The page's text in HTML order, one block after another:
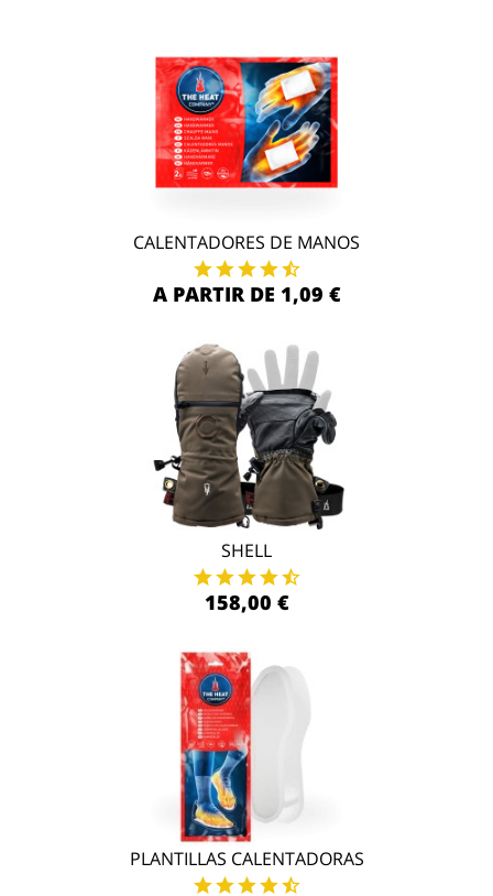
CALENTADORES DE MANOS
A PARTIR DE 1,09 €
SHELL
158,00 €
PLANTILLAS CALENTADORAS